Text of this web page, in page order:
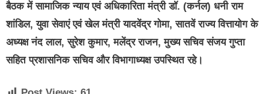
बैठक में सामाजिक न्याय एवं अधिकारिता मंत्री डॉ. (कर्नल) धनी राम
शांडिल, युवा सेवाएं एवं खेल मंत्री यादवेंद्र गोमा, सातवें राज्य वित्तायोग के
अध्यक्ष नंद लाल, सुरेश कुमार, मलेंद्र राजन, मुख्य सचिव संजय गुप्ता
सहित प्रशासनिक सचिव और विभागाध्यक्ष उपस्थित रहे।